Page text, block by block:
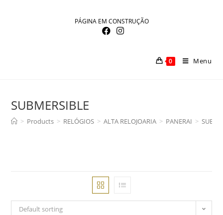
PÁGINA EM CONSTRUÇÃO
0 Menu
SUBMERSIBLE
> Products > RELÓGIOS > ALTA RELOJOARIA > PANERAI >
Default sorting